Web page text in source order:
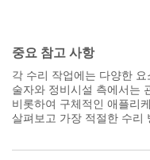
중요 참고 사항
각 수리 작업에는 다양한
술자와 정비시설 측에서는
비롯하여 구체적인 애플리
살펴보고 가장 적절한 수리